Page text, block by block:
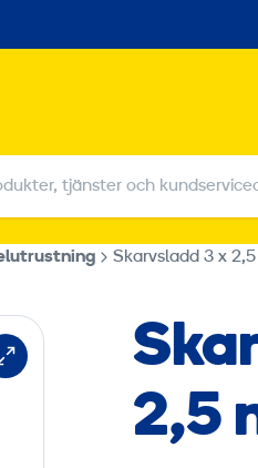
tjänster och
tjänster och
Skarvsladd 3 x
2,5